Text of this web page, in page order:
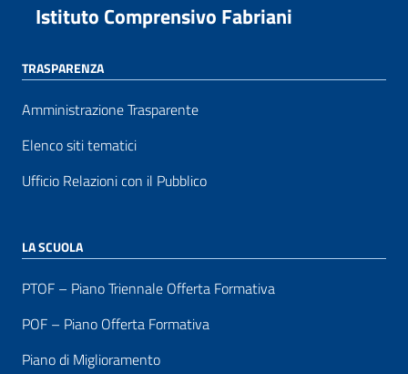
Istituto Comprensivo Fabriani
TRASPARENZA
Amministrazione Trasparente
Elenco siti tematici
Ufficio Relazioni con il Pubblico
LA SCUOLA
PTOF – Piano Triennale Offerta Formativa
POF – Piano Offerta Formativa
Piano di Miglioramento